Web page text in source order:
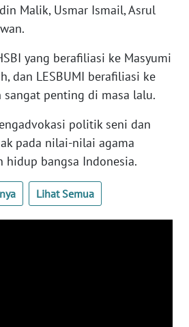
Malik, Usmar Ismail, Asrul
yang berafiliasi ke Masyumi
dan LESBUMI berafiliasi ke
sangat penting di masa lalu.
politik seni dan
pada nilai-nilai agama
hidup bangsa Indonesia.
Lihat Semua